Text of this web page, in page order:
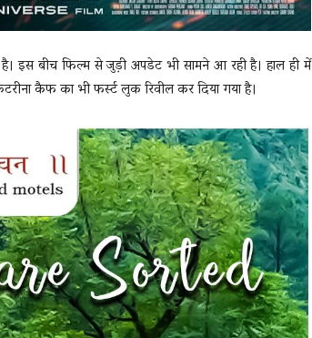
इस बीच फिल्म से जुड़ी अपडेट भी सामने आ रही है। हाल ही में
कैफ का भी फर्स्ट लुक रिवील कर दिया गया है।